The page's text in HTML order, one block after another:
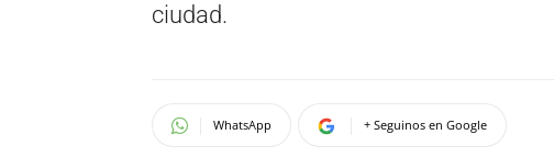
ciudad.
WhatsApp + Seguinos en Google